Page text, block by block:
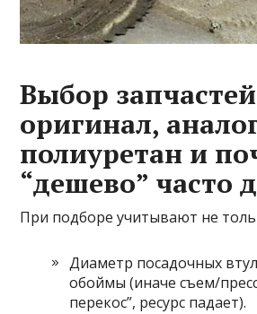
Выбор
оригинал,
полиуретан и
“дешево” часто
При подборе учитывают не
Диаметр посадочных
обоймы (иначе съем/
перекос”, ресурс падает).